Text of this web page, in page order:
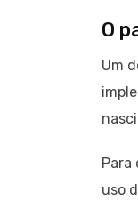
O
Um
Para
uso